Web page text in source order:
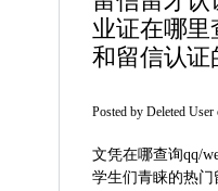
业证在哪
和留信认证
Posted byDeleted User
文凭在哪查询qq/
学生们青睐的热